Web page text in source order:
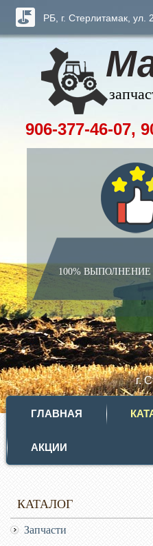
100%
РБ, г. Стерлитамак,
г.
906-377-46-07,
ГЛАВНАЯ
АКЦИИ
КАТАЛОГ
Запчасти